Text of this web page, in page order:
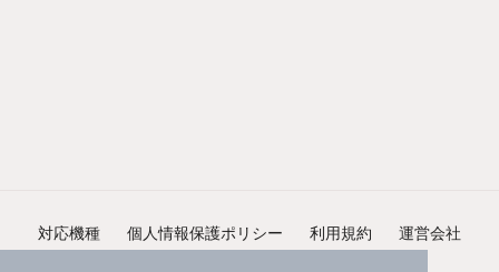
対応機種 個人情報保護ポリシー 利用規約 運営会社